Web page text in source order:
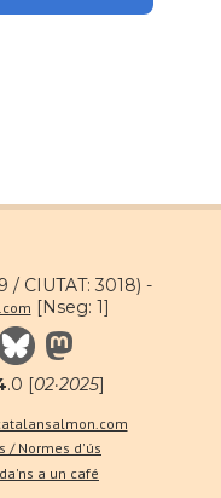
/ CIUTAT: 3018) -
[Nseg: 1]
.0 [02·2025]
/ Normes d'ús
a un café